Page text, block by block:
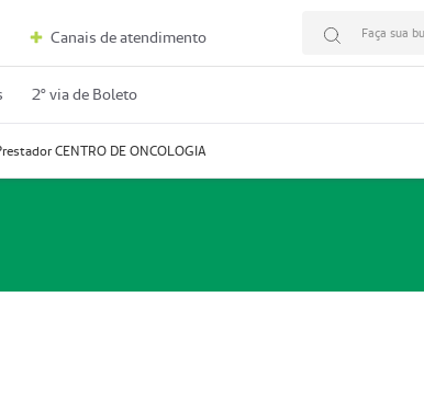
Canais de atendimento Faça sua
2º via de Boleto
CENTRO DE ONCOLOGIA